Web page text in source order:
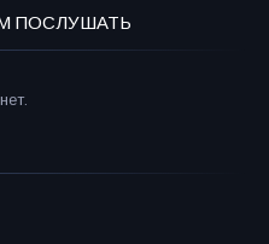
ПОСЛУШАТЬ